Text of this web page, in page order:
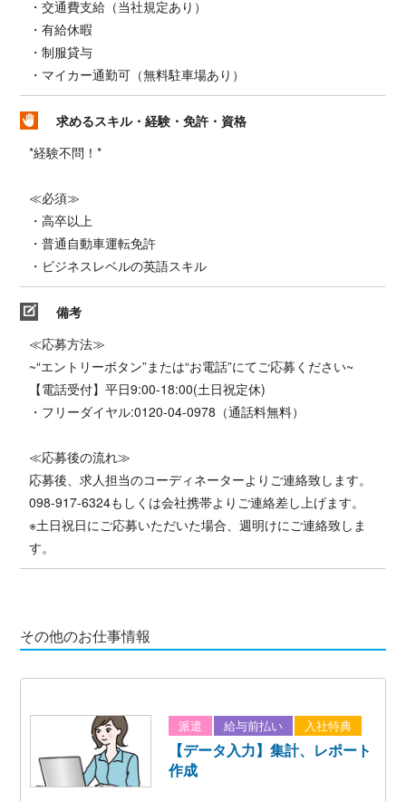
・交通費支給（当社規定あり）
・有給休暇
・制服貸与
・マイカー通勤可（無料駐車場あり）
求めるスキル・経験・免許・資格
*経験不問！*
≪必須≫
・高卒以上
・普通自動車運転免許
・ビジネスレベルの英語スキル
備考
≪応募方法≫
~“エントリーボタン”または“お電話”にてご応募ください~
【電話受付】平日9:00-18:00(土日祝定休)
・フリーダイヤル:0120-04-0978（通話料無料）
≪応募後の流れ≫
応募後、求人担当のコーディネーターよりご連絡致します。
098-917-6324もしくは会社携帯よりご連絡差し上げます。
※土日祝日にご応募いただいた場合、週明けにご連絡致しま
す。
その他のお仕事情報
派遣 給与前払い 入社特典
【データ入力】集計、レポート
作成